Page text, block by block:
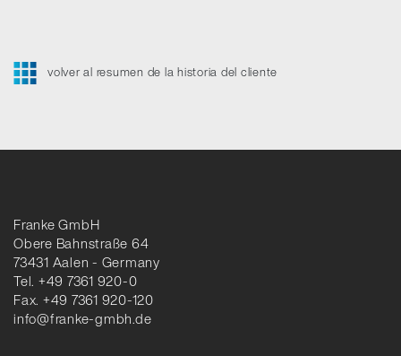
volver al resumen de la historia del cliente
Franke GmbH
Obere Bahnstraße 64
73431 Aalen - Germany
Tel. +49 7361 920-0
Fax. +49 7361 920-120
info@franke-gmbh.de